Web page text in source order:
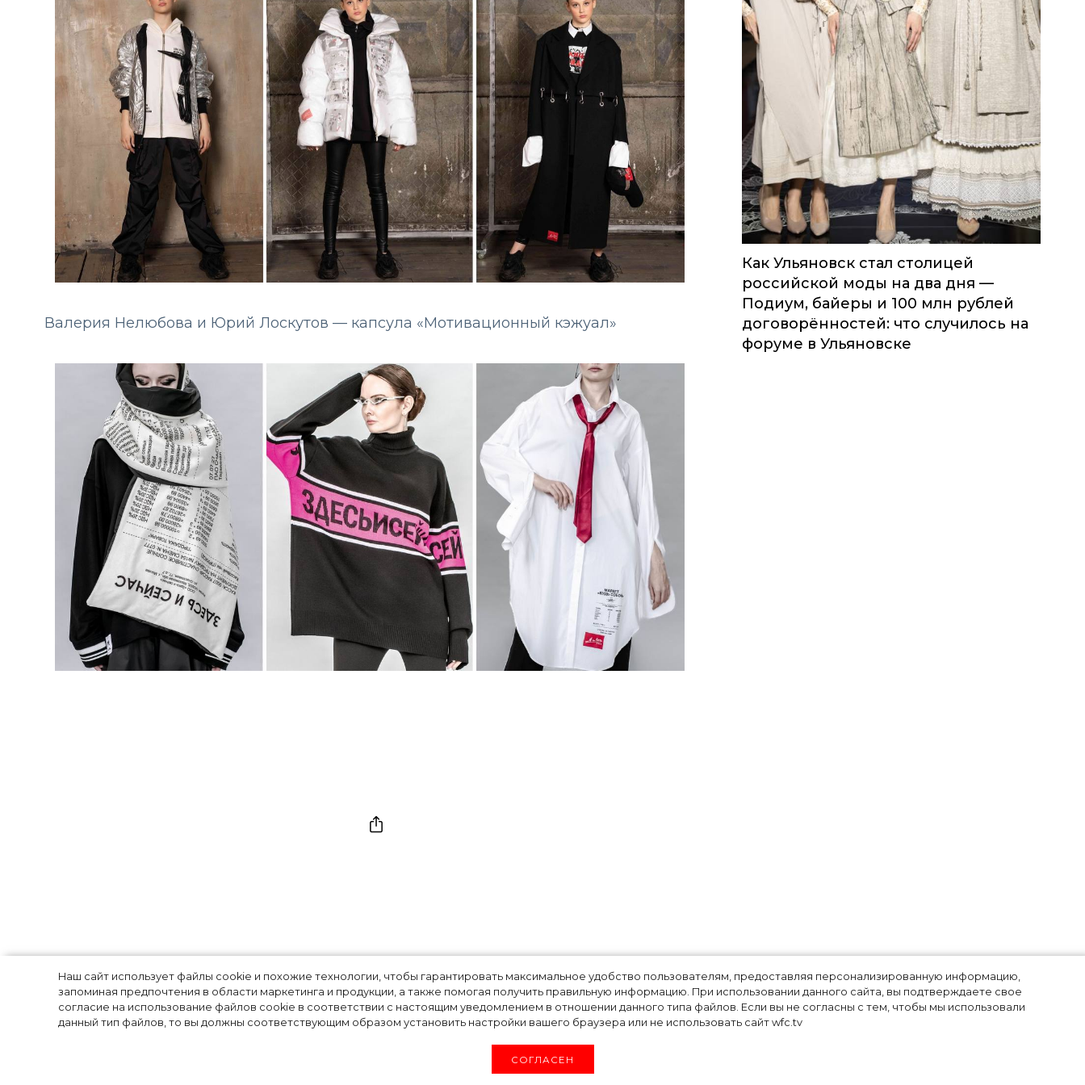
Наш сайт использует файлы cookie и похожие технологии, чтобы гарантировать максимальное удобство пользователям, предоставляя персонализированную информацию,
запоминая предпочтения в области маркетинга и продукции, а также помогая получить правильную информацию. При использовании данного сайта, вы подтверждаете свое
согласие на использование файлов cookie в соответствии с настоящим уведомлением в отношении данного типа файлов. Если вы не согласны с тем, чтобы мы использовали
данный тип файлов, то вы должны соответствующим образом установить настройки вашего браузера или не использовать сайт wfc.tv
СОГЛАСЕН
Валерия Нелюбова и Юрий Лоскутов — капсула «Мотивационный кэжуал»
Как Ульяновск стал столицей
российской моды на два дня —
Подиум, байеры и 100 млн рублей
договорённостей: что случилось на
форуме в Ульяновске
Джейн Биркин: как англичанка
стала иконной «французского